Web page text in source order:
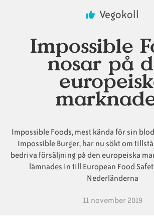
ingredienserkonsumentlistorfrågor
Veganska
Vegokoll
Impossible
nosar på
Impossible Foods, mest kända för sin
Impossible Burger, har nu sökt om
bedriva försäljning på den europeiska
lämnades in till European Food
Nederländerna
11 november 2019